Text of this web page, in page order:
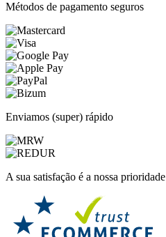
Métodos de pagamento seguros
Enviamos (super) rápido
A sua satisfação é a nossa prioridade